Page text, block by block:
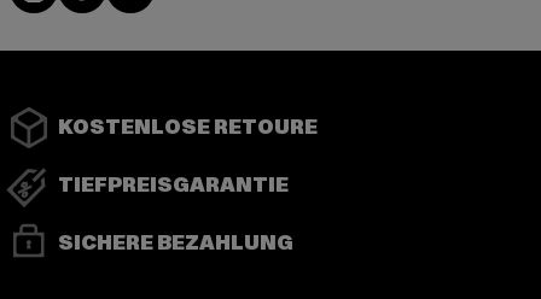
KOSTENLOSE RETOURE
TIEFPREISGARANTIE
SICHERE BEZAHLUNG